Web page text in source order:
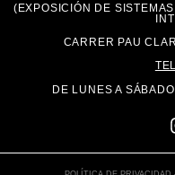
(EXPOSICIÓN DE
CARRER PAU
DE LUNES A